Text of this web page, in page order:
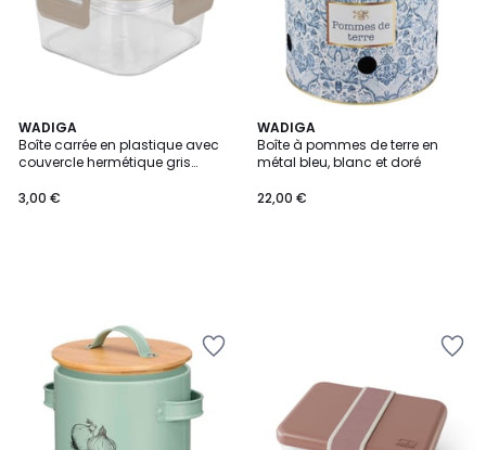
WADIGA
Boîte carrée en plastique avec
couvercle hermétique gris
3,00 €
WADIGA
Boîte à pommes de terre en
métal bleu, blanc et doré
22,00 €